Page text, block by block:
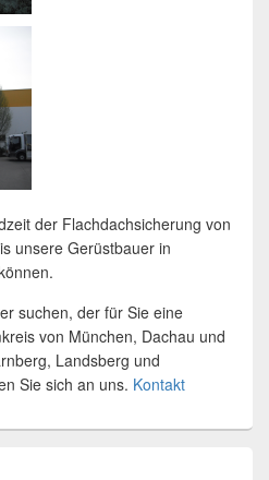
der Flachdachsicherung von
unsere Gerüstbauer in
suchen, der für Sie eine
von München, Dachau und
Landsberg und
Sie sich an uns. Kontakt